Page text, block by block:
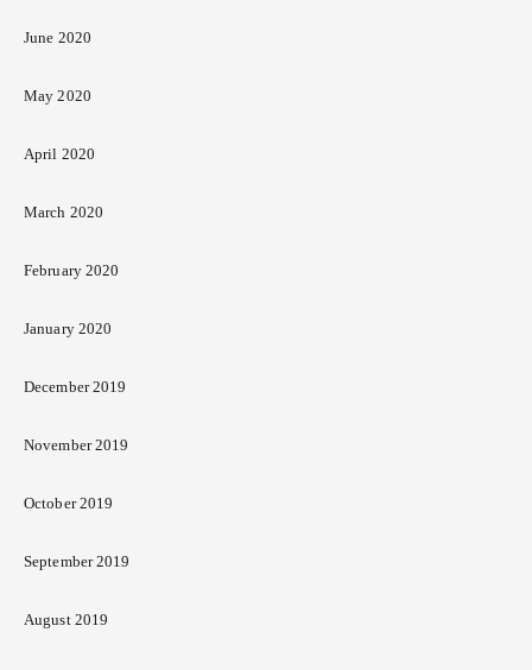
June 2020
May 2020
April 2020
March 2020
February 2020
January 2020
December 2019
November 2019
October 2019
September 2019
August 2019